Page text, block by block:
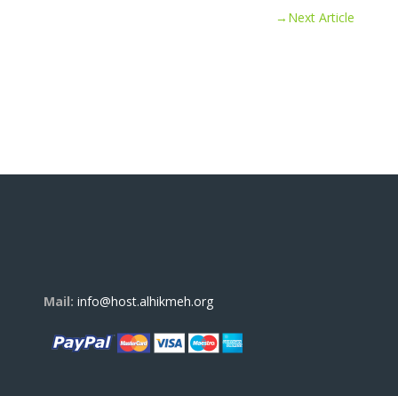
Next Article
→
Mail: info@host.alhikmeh.org